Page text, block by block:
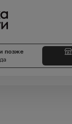
позже